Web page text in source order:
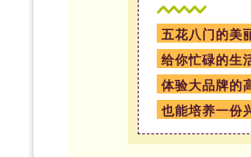
五花八门的美
给你忙碌的生
体验大品牌的
也能培养一份